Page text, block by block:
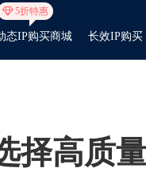
5折特惠
态IP购买商城 长效IP购买
择高质